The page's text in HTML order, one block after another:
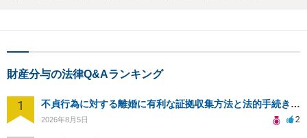
財産分与の法律Q&Aランキング
1 不貞行為に対する離婚に有利な証拠収集方法と法的手続きについて
2026年8月5日 2